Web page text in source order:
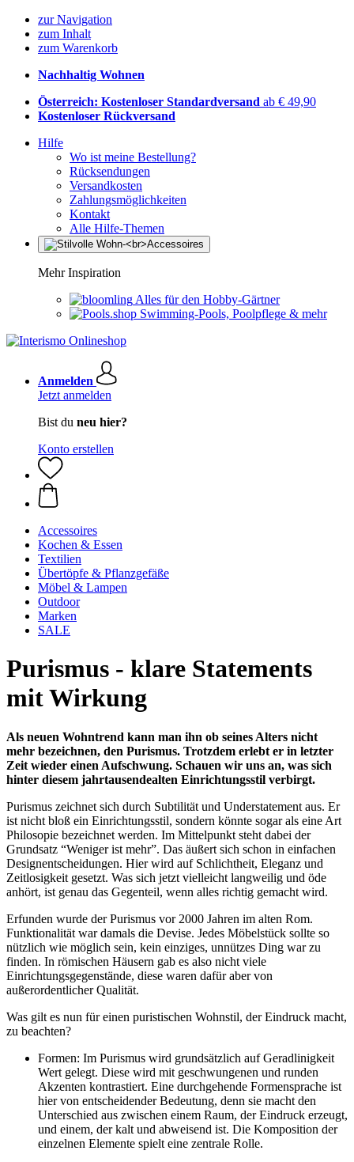
zur Navigation
zum Inhalt
zum Warenkorb
Nachhaltig Wohnen
Österreich: Kostenloser Standardversand ab € 49,90
Kostenloser Rückversand
Hilfe
Wo ist meine Bestellung?
Rücksendungen
Versandkosten
Zahlungsmöglichkeiten
Kontakt
Alle Hilfe-Themen
Mehr Inspiration
Alles für den Hobby-Gärtner
Swimming-Pools, Poolpflege & mehr
Anmelden
Jetzt anmelden
Bist du neu hier?
Konto erstellen
Accessoires
Kochen & Essen
Textilien
Übertöpfe & Pflanzgefäße
Möbel & Lampen
Outdoor
Marken
SALE
Purismus - klare Statements
mit Wirkung
Als neuen Wohntrend kann man ihn ob seines Alters nicht
mehr bezeichnen, den Purismus. Trotzdem erlebt er in letzter
Zeit wieder einen Aufschwung. Schauen wir uns an, was sich
hinter diesem jahrtausendealten Einrichtungsstil verbirgt.
Purismus zeichnet sich durch Subtilität und Understatement aus. Er
ist nicht bloß ein Einrichtungsstil, sondern könnte sogar als eine Art
Philosopie bezeichnet werden. Im Mittelpunkt steht dabei der
Grundsatz “Weniger ist mehr”. Das äußert sich schon in einfachen
Designentscheidungen. Hier wird auf Schlichtheit, Eleganz und
Zeitlosigkeit gesetzt. Was sich jetzt vielleicht langweilig und öde
anhört, ist genau das Gegenteil, wenn alles richtig gemacht wird.
Erfunden wurde der Purismus vor 2000 Jahren im alten Rom.
Funktionalität war damals die Devise. Jedes Möbelstück sollte so
nützlich wie möglich sein, kein einziges, unnützes Ding war zu
finden. In römischen Häusern gab es also nicht viele
Einrichtungsgegenstände, diese waren dafür aber von
außerordentlicher Qualität.
Was gilt es nun für einen puristischen Wohnstil, der Eindruck macht,
zu beachten?
Formen: Im Purismus wird grundsätzlich auf Geradlinigkeit
Wert gelegt. Diese wird mit geschwungenen und runden
Akzenten kontrastiert. Eine durchgehende Formensprache ist
hier von entscheidender Bedeutung, denn sie macht den
Unterschied aus zwischen einem Raum, der Eindruck erzeugt,
und einem, der kalt und abweisend ist. Die Komposition der
einzelnen Elemente spielt eine zentrale Rolle.